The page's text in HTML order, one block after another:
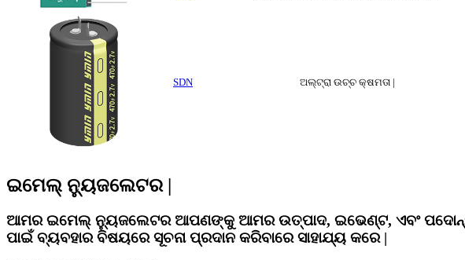
SDN ଅଲ୍ଟ୍ରା ଉଚ୍ଚ କ୍ଷମତା |
ଇମେଲ୍ ନ୍ୟୁଜଲେଟର |
ଆମର ଇମେଲ୍ ନ୍ୟୁଜଲେଟର ଆପଣଙ୍କୁ ଆମର ଉତ୍ପାଦ, ଇଭେଣ୍ଟ, ଏବଂ
ପାଇଁ ବ୍ୟବହାର ବିଷୟରେ ସୂଚନା ପ୍ରଦାନ କରିବାରେ ସାହାଯ୍ୟ କରେ |